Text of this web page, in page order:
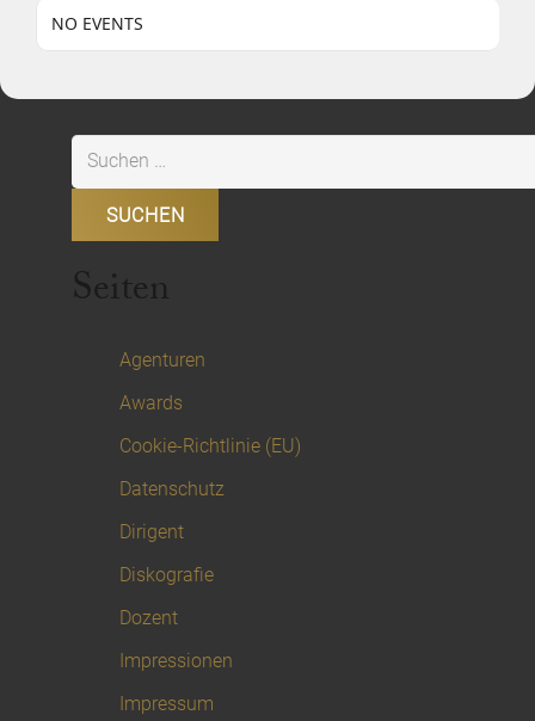
NO EVENTS
Suchen
nach:
Seiten
Agenturen
Awards
Cookie-Richtlinie (EU)
Datenschutz
Dirigent
Diskografie
Dozent
Impressionen
Impressum